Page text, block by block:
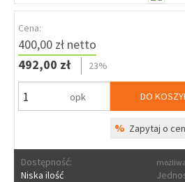
Cena:
400,00 zł netto
492,00 zł
23%
opk DO
% Zapytaj o
Dostępność:
Niska ilość